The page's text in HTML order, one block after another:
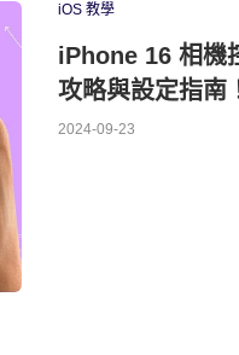
iOS 教學
iPhone 16 相機
攻略與設定指南
2024-09-23